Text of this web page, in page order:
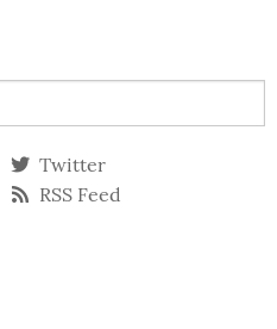
Twitter
RSS Feed